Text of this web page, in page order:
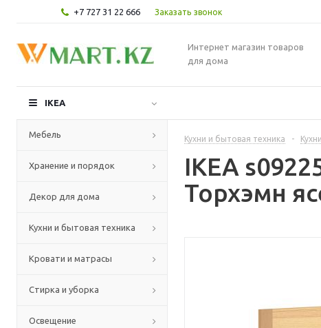
+7 727 31 22 666 Заказать звонок
Интернет магазин товаров
для дома
IKEA
Мебель
Хранение и порядок
Декор для дома
Кухни и бытовая техника
Кровати и матрасы
Стирка и уборка
Освещение
Кухни и бытовая техника - Кухни
IKEA
Торхэмн